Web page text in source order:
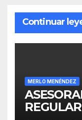
Continuar
MERLO MENÉNDEZ